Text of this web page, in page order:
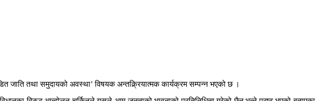
जाति तथा समुदायको अवस्था’ विषयक अन्तक्र्रियात्मक कार्यक्रम सम्पन्न भएको छ ।